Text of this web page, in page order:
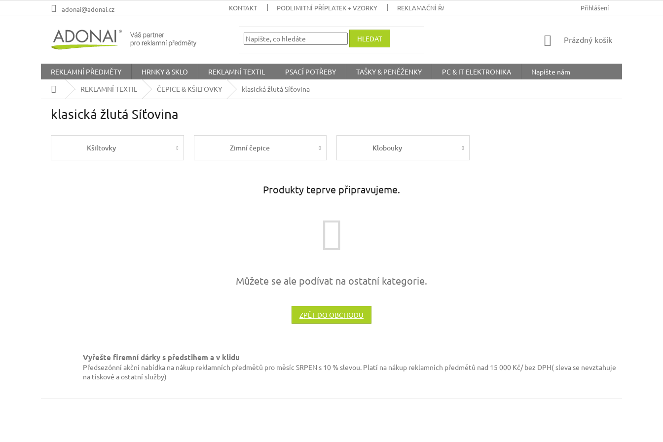
na
adonai@adonai.cz KONTAKT PODLIMITNÍ PŘÍPLATEK + VZORKY REKLAMAČNÍ ŘÁD COOKIES OCHRANA
Přihlášení
HLEDAT
NÁKUPNÍ
Prázdný košík
REKLAMNÍ PŘEDMĚTY HRNKY & SKLO REKLAMNÍ TEXTIL PSACÍ POTŘEBY TAŠKY & PENĚŽENKY PC & IT ELEKTRONIKA
Napište nám
Domů
REKLAMNÍ TEXTIL ČEPICE & KŠILTOVKY klasická žlutá Síťovina
klasická žlutá Síťovina
Kšiltovky Zimní čepice Klobouky
Produkty teprve připravujeme.
Můžete se ale podívat na ostatní kategorie.
ZPĚT DO OBCHODU
Vyřešte firemní dárky s předstihem a v klidu
Předsezónní akční nabídka na nákup reklamních předmětů pro měsíc SRPEN s 10 % slevou. Platí na nákup reklamních předmětů nad 15 000 Kč/ bez DPH( sleva se nevztahuje
na tiskové a ostatní služby)